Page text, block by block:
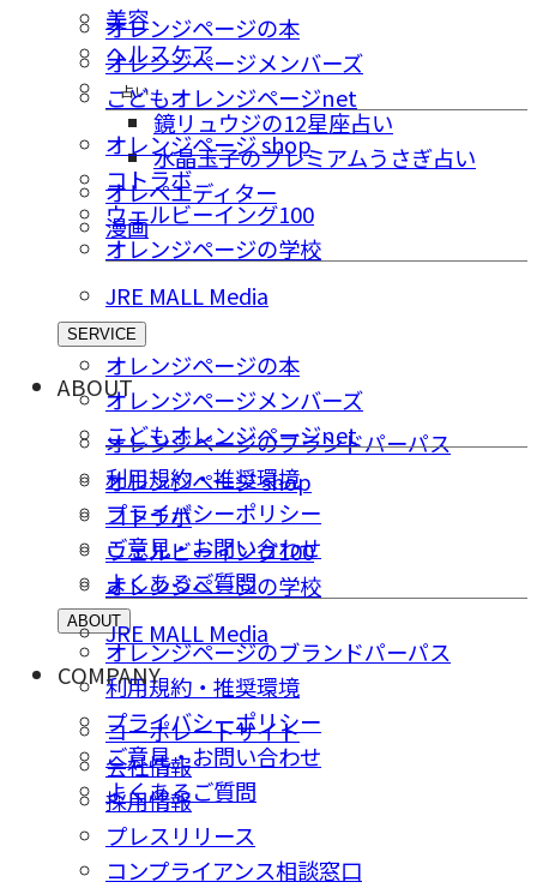
美容
ヘルスケア
占い
鏡リュウジの12星座占い
水晶玉子のプレミアムうさぎ占い
オレペエディター
漫画
オレンジページの本
オレンジページメンバーズ
こどもオレンジページnet
オレンジページ shop
コトラボ
ウェルビーイング100
オレンジページの学校
JRE MALL Media
SERVICE
オレンジページの本
オレンジページメンバーズ
こどもオレンジページnet
オレンジページ shop
コトラボ
ウェルビーイング100
オレンジページの学校
JRE MALL Media
ABOUT
オレンジページのブランドパーパス
利用規約・推奨環境
プライバシーポリシー
ご意⾒・お問い合わせ
よくあるご質問
ABOUT
オレンジページのブランドパーパス
利用規約・推奨環境
プライバシーポリシー
ご意⾒・お問い合わせ
よくあるご質問
COMPANY
コーポレートサイト
会社情報
採⽤情報
プレスリリース
コンプライアンス相談窓⼝